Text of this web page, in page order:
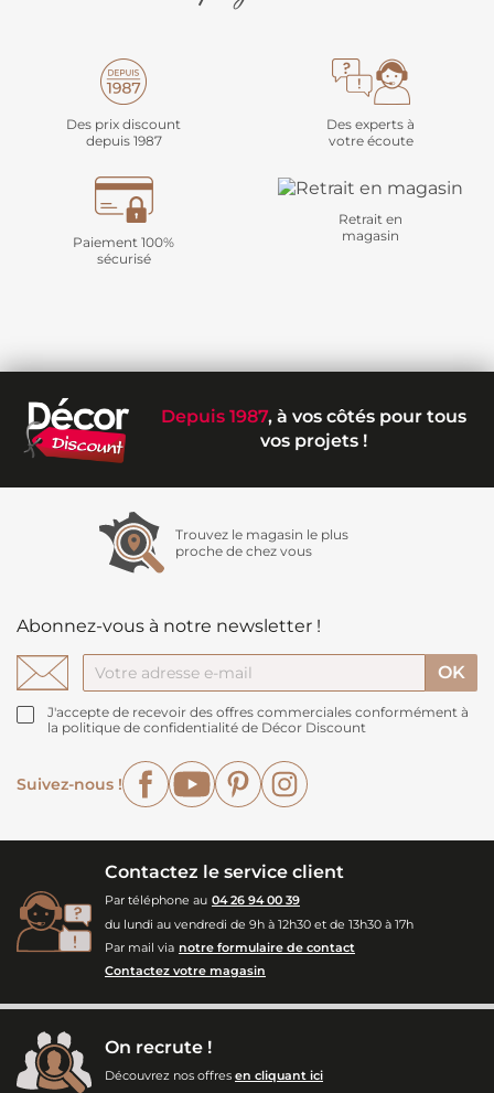
Des prix discount
depuis 1987
Des experts à
votre écoute
Paiement 100%
sécurisé
Retrait en
magasin
Depuis 1987, à vos côtés pour tous
vos projets !
Trouvez le magasin le plus
proche de chez vous
Abonnez-vous à notre newsletter !
J'accepte de recevoir des offres commerciales conformément à
la politique de confidentialité de Décor Discount
Suivez-nous !
FacebookYouTubePinterest
Contactez le service client
Par téléphone au 04 26 94 00 39
du lundi au vendredi de 9h à 12h30 et de 13h30 à 17h
Par mail via notre formulaire de contact
Contactez votre magasin
On recrute !
Découvrez nos offres en cliquant ici